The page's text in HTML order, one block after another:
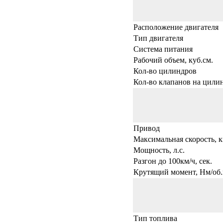
Расположение двигателя
Тип двигателя
Система питания
Рабочий объем, куб.см.
Кол-во цилиндров
Кол-во клапанов на
Привод
Максимальная скорость,
Мощность, л.с.
Разгон до 100км/ч, сек.
Крутящий момент, Нм/
Тип топлива